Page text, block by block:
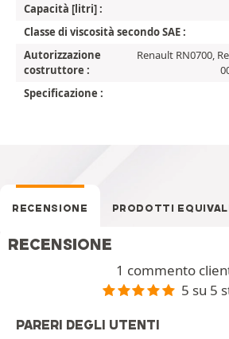
Capacità [litri] :
Classe di viscosità secondo SAE :
Autorizzazione
costruttore :
Renault RN0700,
Specificazione :
RECENSIONE PRODOTTI
RECENSIONE
1 commento
5 su 5
PARERI DEGLI UTENTI